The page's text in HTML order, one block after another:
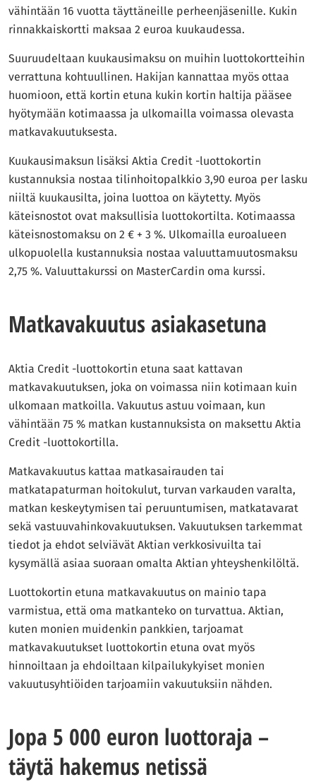
vähintään 16 vuotta täyttäneille perheenjäsenille. Kukin
rinnakkaiskortti maksaa 2 euroa kuukaudessa.
Suuruudeltaan kuukausimaksu on muihin luottokortteihin
verrattuna kohtuullinen. Hakijan kannattaa myös ottaa
huomioon, että kortin etuna kukin kortin haltija pääsee
hyötymään kotimaassa ja ulkomailla voimassa olevasta
matkavakuutuksesta.
Kuukausimaksun lisäksi Aktia Credit -luottokortin
kustannuksia nostaa tilinhoitopalkkio 3,90 euroa per lasku
niiltä kuukausilta, joina luottoa on käytetty. Myös
käteisnostot ovat maksullisia luottokortilta. Kotimaassa
käteisnostomaksu on 2 € + 3 %. Ulkomailla euroalueen
ulkopuolella kustannuksia nostaa valuuttamuutosmaksu
2,75 %. Valuuttakurssi on MasterCardin oma kurssi.
Matkavakuutus asiakasetuna
Aktia Credit -luottokortin etuna saat kattavan
matkavakuutuksen, joka on voimassa niin kotimaan kuin
ulkomaan matkoilla. Vakuutus astuu voimaan, kun
vähintään 75 % matkan kustannuksista on maksettu Aktia
Credit -luottokortilla.
Matkavakuutus kattaa matkasairauden tai
matkatapaturman hoitokulut, turvan varkauden varalta,
matkan keskeytymisen tai peruuntumisen, matkatavarat
sekä vastuuvahinkovakuutuksen. Vakuutuksen tarkemmat
tiedot ja ehdot selviävät Aktian verkkosivuilta tai
kysymällä asiaa suoraan omalta Aktian yhteyshenkilöltä.
Luottokortin etuna matkavakuutus on mainio tapa
varmistua, että oma matkanteko on turvattua. Aktian,
kuten monien muidenkin pankkien, tarjoamat
matkavakuutukset luottokortin etuna ovat myös
hinnoiltaan ja ehdoiltaan kilpailukykyiset monien
vakuutusyhtiöiden tarjoamiin vakuutuksiin nähden.
Jopa 5 000 euron luottoraja –
täytä hakemus netissä